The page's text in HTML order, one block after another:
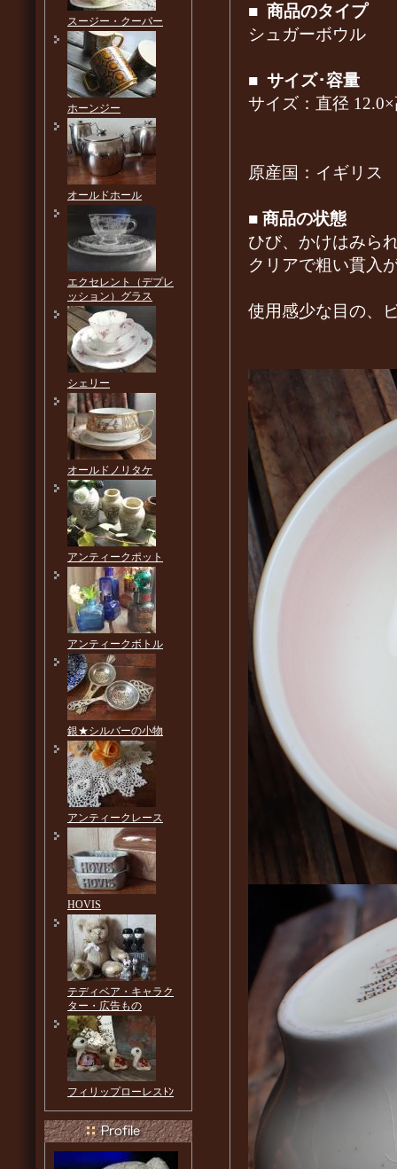
■ 商品のタイプ
シュガーボウル
■ サイズ･容量
サイズ：直径
原産国：イギリ
■ 商品の状態
ひび、かけはみら
クリアで粗い貫入
使用感少な目の、
スージー・クーパー
ホーンジー
オールドホール
エクセレント（デプレ
ッション）グラス
シェリー
オールドノリタケ
アンティークポット
アンティークボトル
銀★シルバーの小物
アンティークレース
HOVIS
テディベア・キャラク
ター・広告もの
フィリップローレスﾄﾝ